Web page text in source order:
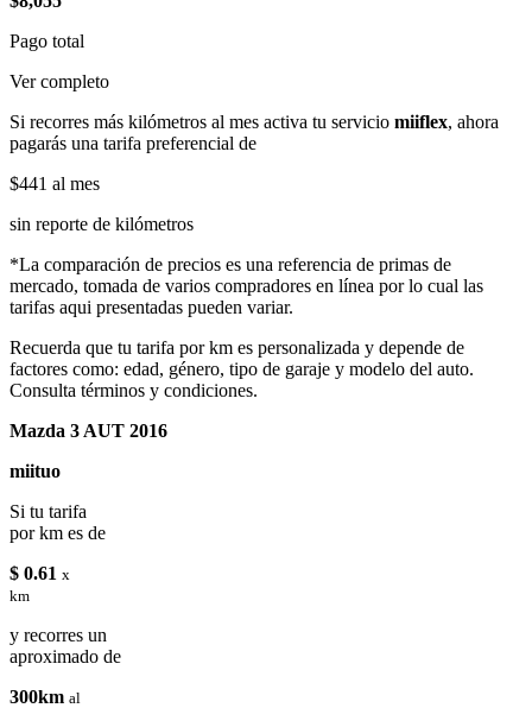
Pago total
Ver completo
Si recorres más kilómetros al mes activa tu servicio miiflex, ahora
pagarás una tarifa preferencial de
$441 al mes
sin reporte de kilómetros
*La comparación de precios es una referencia de primas de
mercado, tomada de varios compradores en línea por lo cual las
tarifas aqui presentadas pueden variar.
Recuerda que tu tarifa por km es personalizada y depende de
factores como: edad, género, tipo de garaje y modelo del auto.
Consulta términos y condiciones.
Mazda 3 AUT 2016
miituo
Si tu tarifa
por km es de
$ 0.61 x
km
y recorres un
aproximado de
300km al